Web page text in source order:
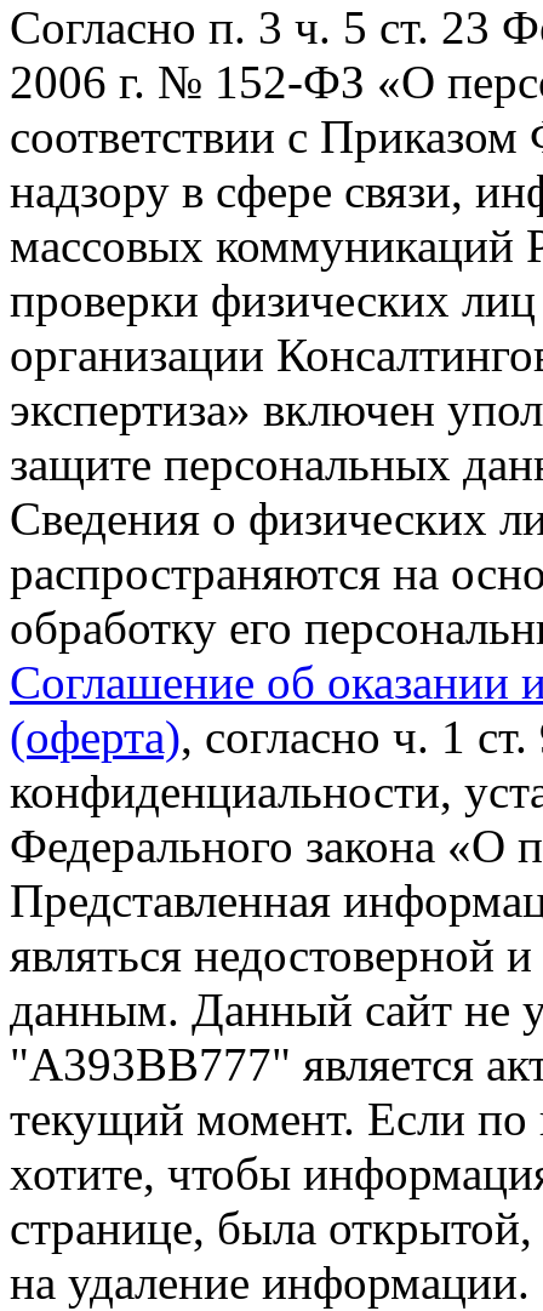
Согласно п. 3 ч. 5 ст. 23
2006 г. № 152-ФЗ «О
соответствии с
надзору в сфере связи,
массовых коммуникаций
проверки физических
организации
экспертиза» включен
защите персональных
Сведения о физических
распространяются на
обработку его
Соглашение об оказании
(оферта), согласно ч. 1
конфиденциальности,
Федерального закона «О
Представленная
являться недостоверной
данным. Данный сайт не
"А393ВВ777" является
текущий момент. Если
хотите, чтобы
странице, была открытой,
на удаление информации.